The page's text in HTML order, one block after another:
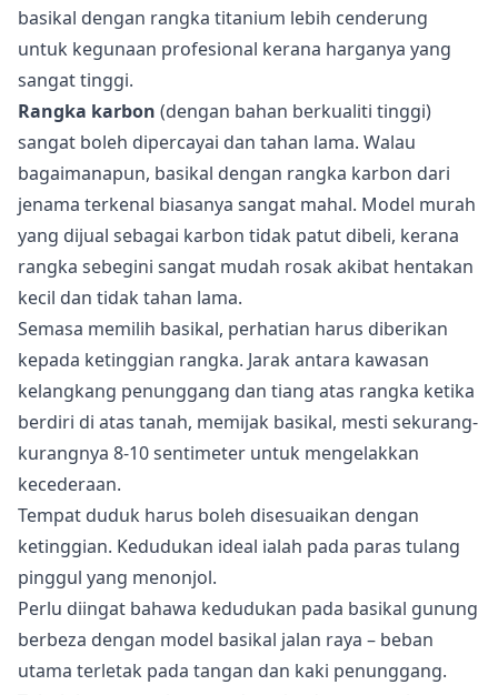
basikal dengan rangka titanium lebih cenderung
untuk kegunaan profesional kerana harganya yang
sangat tinggi.
Rangka karbon (dengan bahan berkualiti tinggi)
sangat boleh dipercayai dan tahan lama. Walau
bagaimanapun, basikal dengan rangka karbon dari
jenama terkenal biasanya sangat mahal. Model murah
yang dijual sebagai karbon tidak patut dibeli, kerana
rangka sebegini sangat mudah rosak akibat hentakan
kecil dan tidak tahan lama.
Semasa memilih basikal, perhatian harus diberikan
kepada ketinggian rangka. Jarak antara kawasan
kelangkang penunggang dan tiang atas rangka ketika
berdiri di atas tanah, memijak basikal, mesti sekurang-
kurangnya 8-10 sentimeter untuk mengelakkan
kecederaan.
Tempat duduk harus boleh disesuaikan dengan
ketinggian. Kedudukan ideal ialah pada paras tulang
pinggul yang menonjol.
Perlu diingat bahawa kedudukan pada basikal gunung
berbeza dengan model basikal jalan raya – beban
utama terletak pada tangan dan kaki penunggang.